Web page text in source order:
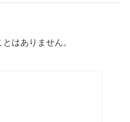
はありません。